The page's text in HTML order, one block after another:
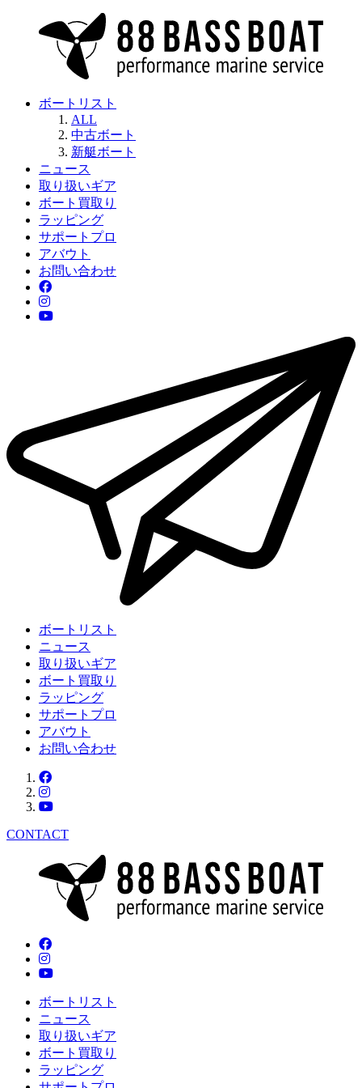
ボートリスト
ALL
中古ボート
新艇ボート
ニュース
取り扱いギア
ボート買取り
ラッピング
サポートプロ
アバウト
お問い合わせ
ボートリスト
ニュース
取り扱いギア
ボート買取り
ラッピング
サポートプロ
アバウト
お問い合わせ
CONTACT
ボートリスト
ニュース
取り扱いギア
ボート買取り
ラッピング